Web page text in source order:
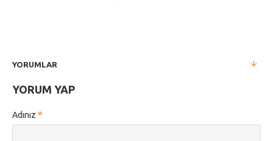
YORUMLAR
YORUM YAP
Adınız